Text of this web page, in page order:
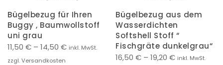
Bügelbezug für Ihren
Buggy , Baumwollstoff
uni grau
11,50 € – 14,50 € inkl. MwSt.
zzgl. Versandkosten
Bügelbezug aus dem
Wasserdichten
Softshell Stoff “
Fischgräte dunkelgrau“
16,50 € – 19,20 € inkl. MwSt.